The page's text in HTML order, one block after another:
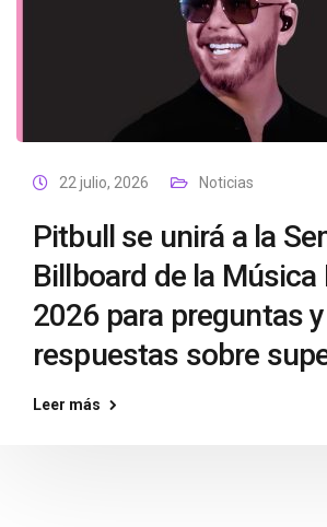
22 julio, 2026 Noticias
Pitbull se unirá a la
Billboard de la Música
2026 para preguntas y
respuestas sobre
Leer más